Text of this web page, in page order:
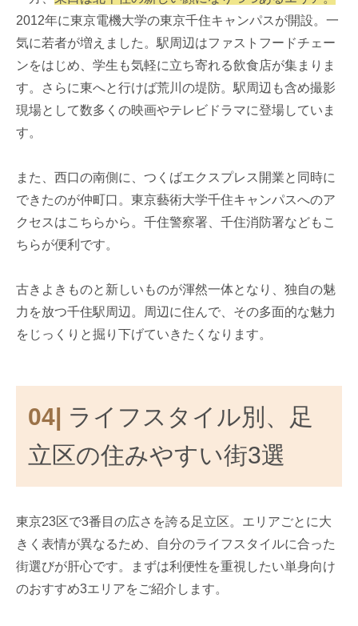
2012年に東京電機大学の東京千住キャンパスが開設。一
気に若者が増えました。駅周辺はファストフードチェー
ンをはじめ、学生も気軽に立ち寄れる飲食店が集まりま
す。さらに東へと行けば荒川の堤防。駅周辺も含め撮影
現場として数多くの映画やテレビドラマに登場していま
す。
また、西口の南側に、つくばエクスプレス開業と同時に
できたのが仲町口。東京藝術大学千住キャンパスへのア
クセスはこちらから。千住警察署、千住消防署などもこ
ちらが便利です。
古きよきものと新しいものが渾然一体となり、独自の魅
力を放つ千住駅周辺。周辺に住んで、その多面的な魅力
をじっくりと掘り下げていきたくなります。
04| ライフスタイル別、足
立区の住みやすい街3選
東京23区で3番目の広さを誇る足立区。エリアごとに大
きく表情が異なるため、自分のライフスタイルに合った
街選びが肝心です。まずは利便性を重視したい単身向け
のおすすめ3エリアをご紹介します。